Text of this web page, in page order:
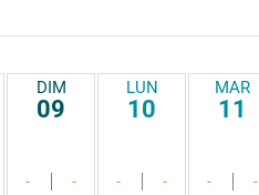
DIM
09
- -
LUN
10
- -
MAR
11
- -